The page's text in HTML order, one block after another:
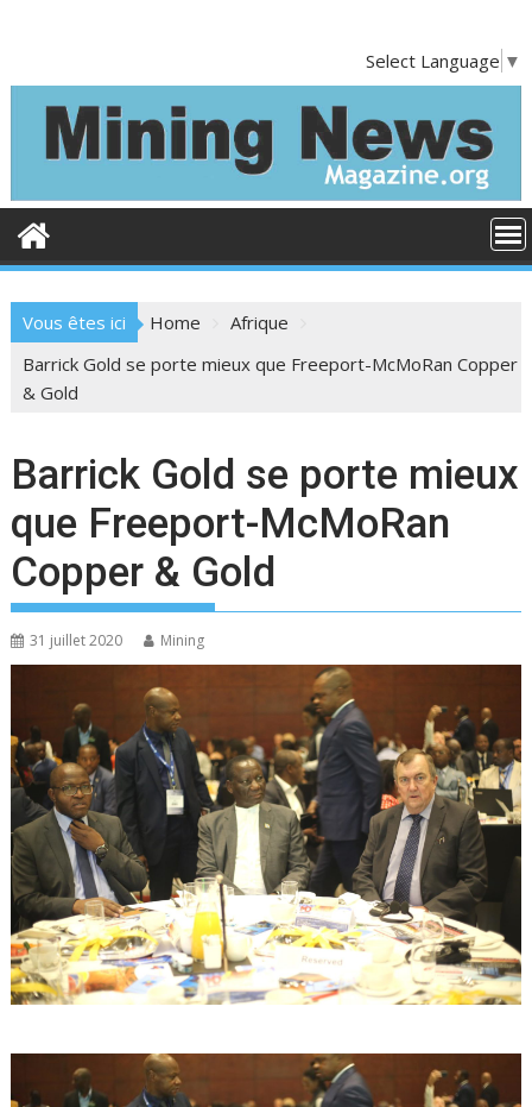
o
t
Select Language ▼
Vous êtes ici Home
Afrique
Barrick Gold se porte mieux que Freeport-McMoRan Copper
& Gold
Barrick Gold se porte mieux
que Freeport-McMoRan
Copper & Gold
31 juillet 2020 Mining